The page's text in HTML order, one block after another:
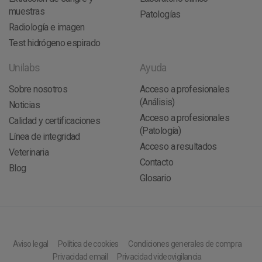
muestras
Radiología e imagen
Test hidrógeno espirado
Patologías
Unilabs
Sobre nosotros
Noticias
Calidad y certificaciones
Línea de integridad
Veterinaria
Blog
Ayuda
Acceso a profesionales
(Análisis)
Acceso a profesionales
(Patología)
Acceso a resultados
Contacto
Glosario
Aviso legal Política de cookies
Condiciones generales de compra
Privacidad email
Privacidad videovigilancia